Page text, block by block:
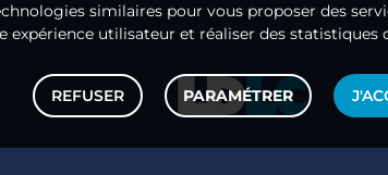
similaires pour vous proposer des
expérience utilisateur et réaliser des statistiques
REFUSER PARAMÉTRER